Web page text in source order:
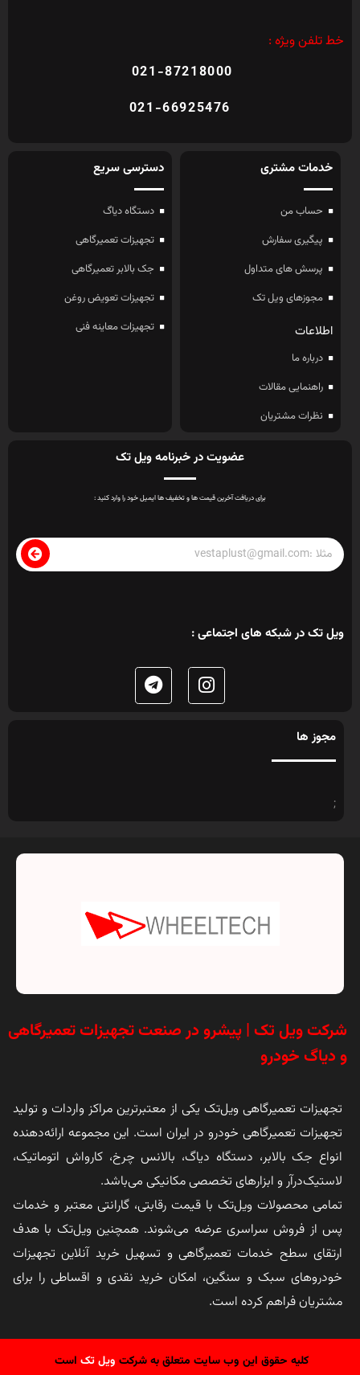
خط تلفن ویژه :
021-87218000
021-66925476
خدمات مشتری
حساب من
پیگیری سفارش
پرسش های متداول
مجوزهای ویل تک
اطلاعات
درباره ما
راهنمایی مقالات
نظرات مشتریان
دسترسی سریع
دستگاه دیاگ
تجهیزات تعمیرگاهی
جک بالابر تعمیرگاهی
تجهیزات تعویض روغن
تجهیزات معاینه فنی
عضویت در خبرنامه ویل تک
برای دریافت آخرین قیمت ها و تخفیف ها ایمیل خود را وارد کنید :
ویل تک در شبکه های اجتماعی :
مجوز ها
;
شرکت ویل تک | پیشرو در صنعت تجهیزات تعمیرگاهی
و دیاگ خودرو
تجهیزات تعمیرگاهی ویل‌تک یکی از معتبرترین مراکز واردات و تولید
تجهیزات تعمیرگاهی خودرو در ایران است. این مجموعه ارائه‌دهنده
انواع جک بالابر، دستگاه دیاگ، بالانس چرخ، کارواش اتوماتیک،
لاستیک‌درآر و ابزارهای تخصصی مکانیکی می‌باشد.
تمامی محصولات ویل‌تک با قیمت رقابتی، گارانتی معتبر و خدمات
پس از فروش سراسری عرضه می‌شوند. همچنین ویل‌تک با هدف
ارتقای سطح خدمات تعمیرگاهی و تسهیل خرید آنلاین تجهیزات
خودروهای سبک و سنگین، امکان خرید نقدی و اقساطی را برای
مشتریان فراهم کرده است.
کلیه حقوق این وب سایت متعلق به شرکت ویل تک است